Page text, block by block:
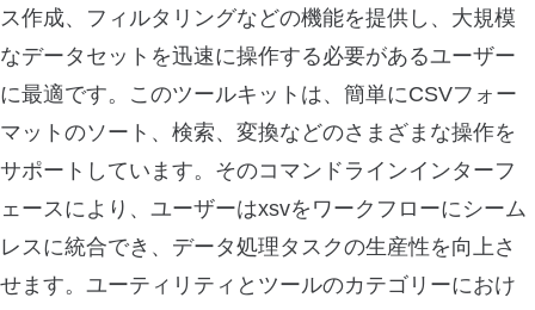
ス作成、フィルタリングなどの機能を提供し、大規模
なデータセットを迅速に操作する必要があるユーザー
に最適です。このツールキットは、簡単にCSVフォー
マットのソート、検索、変換などのさまざまな操作を
サポートしています。そのコマンドラインインターフ
ェースにより、ユーザーはxsvをワークフローにシーム
レスに統合でき、データ処理タスクの生産性を向上さ
せます。ユーティリティとツールのカテゴリーにおけ